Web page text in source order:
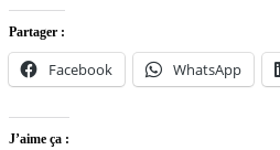
Partager :
Facebook WhatsApp
J’aime ça :